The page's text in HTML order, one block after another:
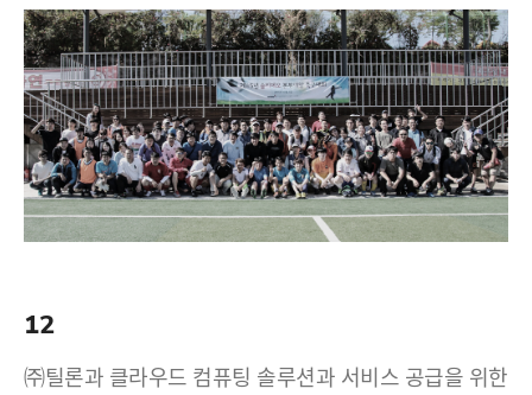
12
㈜틸론과 클라우드 컴퓨팅 솔루션과 서비스 공급을 위한